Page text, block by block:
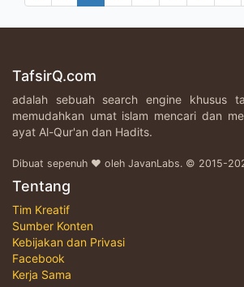
TafsirQ.com
adalah sebuah search engine khusus
memudahkan umat islam mencari dan
ayat Al-Qur'an dan Hadits.
Dibuat sepenuh ♥ oleh JavanLabs. © 2015-
Tentang
Tim Kreatif
Sumber Konten
Kebijakan dan Privasi
Facebook
Kerja Sama